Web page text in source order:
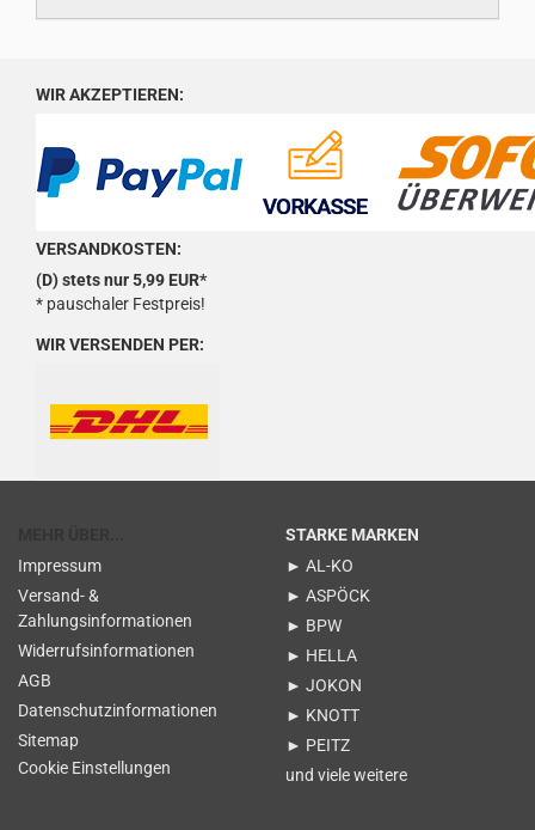
WIR AKZEPTIEREN:
VERSANDKOSTEN:
(D) stets nur 5,99 EUR*
* pauschaler Festpreis!
WIR VERSENDEN PER:
Impressum
Versand- &
Zahlungsinformationen
Widerrufsinformationen
AGB
Datenschutzinformationen
Sitemap
Cookie Einstellungen
STARKE MARKEN
► AL-KO
► ASPÖCK
► BPW
► HELLA
► JOKON
► KNOTT
► PEITZ
und viele weitere